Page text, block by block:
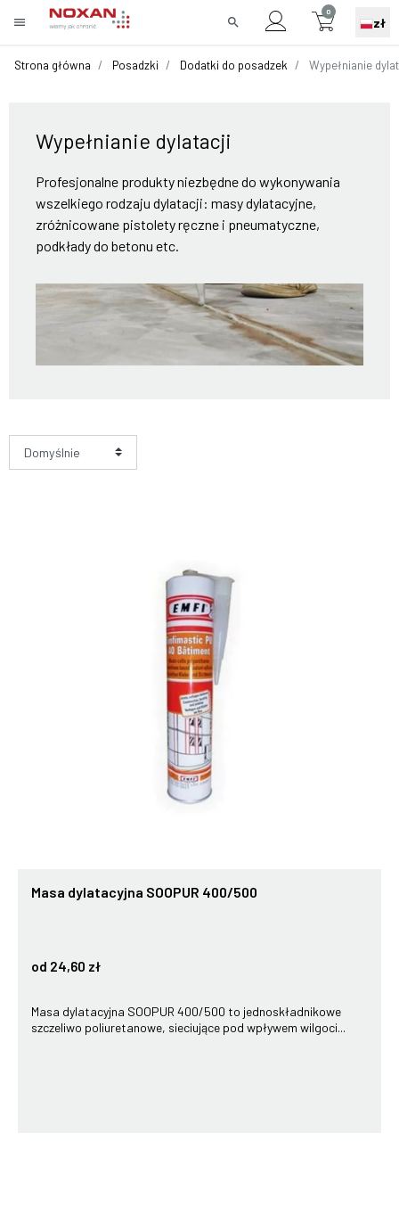
menu search
0
zł
Strona główna Posadzki Dodatki do posadzek Wypełnianie
Wypełnianie dylatacji
Profesjonalne produkty niezbędne do wykonywania
wszelkiego rodzaju dylatacji: masy dylatacyjne,
zróżnicowane pistolety ręczne i pneumatyczne,
podkłady do betonu etc.
Masa dylatacyjna SOOPUR 400/500
od 24,60 zł
Masa dylatacyjna SOOPUR 400/500 to jednoskładnikowe
szczeliwo poliuretanowe, sieciujące pod wpływem wilgoci...